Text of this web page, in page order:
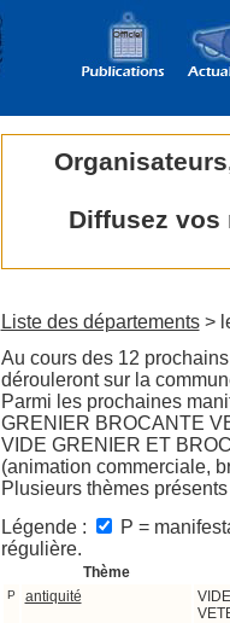
Diffusez vos
Liste des départements>
Au cours des 12
dérouleront sur la
Parmi les prochaines
GRENIER BROCANTE
VIDE GRENIER ET
(animation commerciale,
Plusieurs thèmes
Légende :
P =
régulière.
Thème
P antiquité